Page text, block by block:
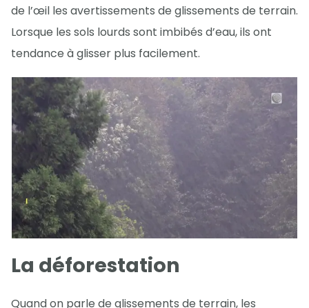
de l’œil les avertissements de glissements de terrain.
Lorsque les sols lourds sont imbibés d’eau, ils ont
tendance à glisser plus facilement.
La déforestation
Quand on parle de glissements de terrain, les